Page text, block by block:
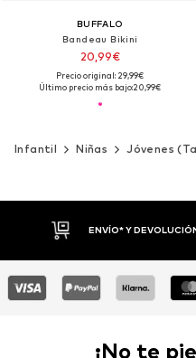
BUFFALO
Bandeau Bikini
20,99€
Precio original: 29,99€
Último precio más bajo:20,99€
Infantil Niñas Jóvenes
ENVÍO* Y
¡No te